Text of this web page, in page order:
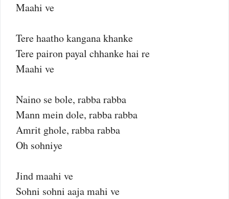
Maahi ve
Tere haatho kangana khanke
Tere pairon payal chhanke hai re
Maahi ve
Naino se bole, rabba rabba
Mann mein dole, rabba rabba
Amrit ghole, rabba rabba
Oh sohniye
Jind maahi ve
Sohni sohni aaja mahi ve